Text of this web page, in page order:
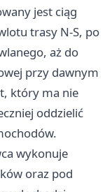
jest ciąg
trasy N-S, po
aż do
przy dawnym
który ma nie
oddzielić
wykonuje
oraz pod